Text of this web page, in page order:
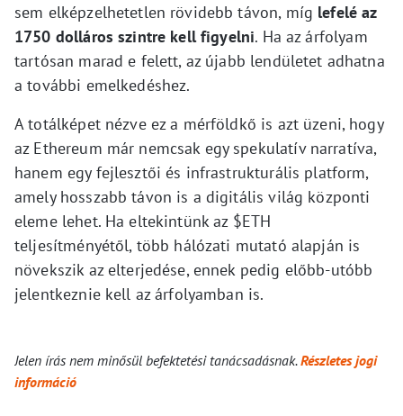
sem elképzelhetetlen rövidebb távon, míg lefelé az
1750 dolláros szintre kell figyelni. Ha az árfolyam
tartósan marad e felett, az újabb lendületet adhatna
a további emelkedéshez.
A totálképet nézve ez a mérföldkő is azt üzeni, hogy
az Ethereum már nemcsak egy spekulatív narratíva,
hanem egy fejlesztői és infrastrukturális platform,
amely hosszabb távon is a digitális világ központi
eleme lehet. Ha eltekintünk az $ETH
teljesítményétől, több hálózati mutató alapján is
növekszik az elterjedése, ennek pedig előbb-utóbb
jelentkeznie kell az árfolyamban is.
Jelen írás nem minősül befektetési tanácsadásnak.Részletes jogi
információ